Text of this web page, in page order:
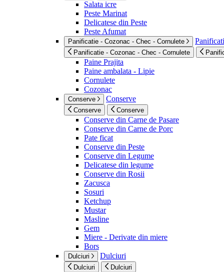
Salata icre
Peste Marinat
Delicatese din Peste
Peste Afumat
Panificatie - Cozonac - Chec - Cornulete
Panificatie - Cozonac - Chec - Cornulete
Paine Prajita
Paine ambalata - Lipie
Cornulete
Cozonac
Conserve Conserve
Conserve Conserve
Conserve din Carne de Pasare
Conserve din Carne de Porc
Pate ficat
Conserve din Peste
Conserve din Legume
Delicatese din legume
Conserve din Rosii
Zacusca
Sosuri
Ketchup
Mustar
Masline
Gem
Miere - Derivate din miere
Bors
Dulciuri Dulciuri
Dulciuri Dulciuri